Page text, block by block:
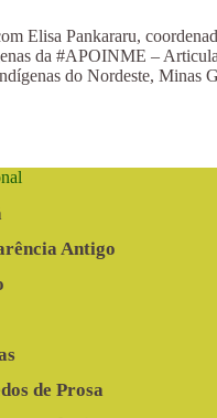
Elisa Pankararu,
da #APOINME –
do Nordeste, Minas
Antigo
de Prosa